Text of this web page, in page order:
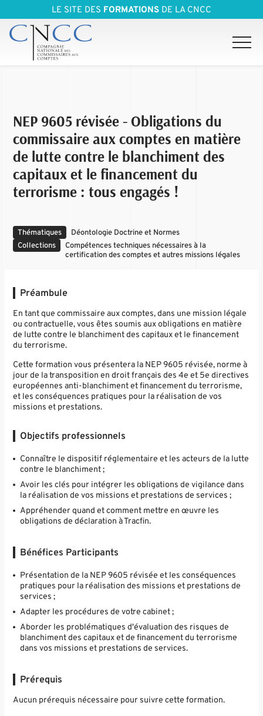
LE SITE DES FORMATIONS DE LA CNCC
NEP 9605 révisée - Obligations du
commissaire aux comptes en matière
de lutte contre le blanchiment des
capitaux et le financement du
terrorisme : tous engagés !
Thématiques
Déontologie Doctrine et Normes
Collections
Compétences techniques nécessaires à la
certification des comptes et autres missions légales
Préambule
En tant que commissaire aux comptes, dans une mission légale
ou contractuelle, vous êtes soumis aux obligations en matière
de lutte contre le blanchiment des capitaux et le financement
du terrorisme.
Cette formation vous présentera la NEP 9605 révisée, norme à
jour de la transposition en droit français des 4e et 5e directives
européennes anti-blanchiment et financement du terrorisme,
et les conséquences pratiques pour la réalisation de vos
missions et prestations.
Objectifs professionnels
Connaître le dispositif réglementaire et les acteurs de la lutte
contre le blanchiment ;
Avoir les clés pour intégrer les obligations de vigilance dans
la réalisation de vos missions et prestations de services ;
Appréhender quand et comment mettre en œuvre les
obligations de déclaration à Tracfin.
Bénéfices Participants
Présentation de la NEP 9605 révisée et les conséquences
pratiques pour la réalisation des missions et prestations de
services ;
Adapter les procédures de votre cabinet ;
Aborder les problématiques d'évaluation des risques de
blanchiment des capitaux et de financement du terrorisme
dans vos missions et prestations de services.
Prérequis
Aucun prérequis nécessaire pour suivre cette formation.